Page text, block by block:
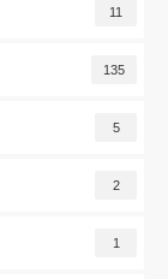
11
135
5
2
1